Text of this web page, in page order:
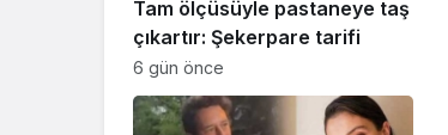
Tam ölçüsüyle pastaneye taş
çıkartır: Şekerpare tarifi
6 gün önce